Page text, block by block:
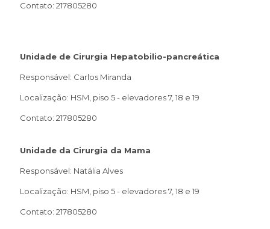
Contato: 217805280
Unidade de Cirurgia Hepatobilio-pancreática
Responsável: Carlos Miranda
Localização: HSM, piso 5 - elevadores 7, 18 e 19
Contato: 217805280
Unidade da Cirurgia da Mama
Responsável: Natália Alves
Localização: HSM, piso 5 - elevadores 7, 18 e 19
Contato: 217805280